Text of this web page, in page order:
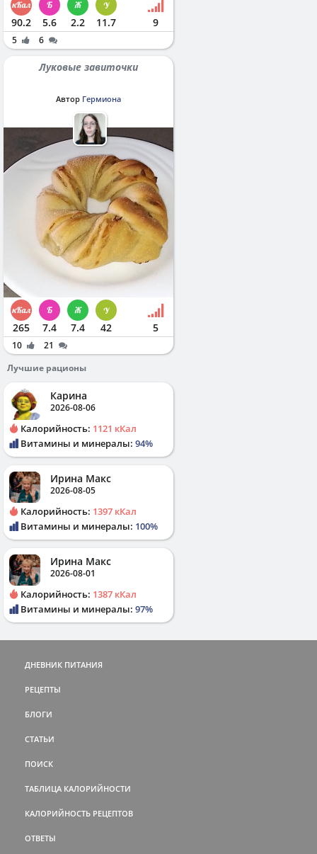
90.2 5.6 2.2 11.7 9
5 6
Луковые завиточки
Автор Гермиона
265 7.4 7.4 42 5
10
21
Лучшие рационы
Карина
2026-08-06
Калорийность: 1121 кКал
Витамины и минералы: 94%
Ирина Макс
2026-08-05
Калорийность: 1397 кКал
Витамины и минералы: 100%
Ирина Макс
2026-08-01
Калорийность: 1387 кКал
Витамины и минералы: 97%
ДНЕВНИК ПИТАНИЯ
РЕЦЕПТЫ
БЛОГИ
СТАТЬИ
ПОИСК
ТАБЛИЦА КАЛОРИЙНОСТИ
КАЛОРИЙНОСТЬ РЕЦЕПТОВ
ОТВЕТЫ